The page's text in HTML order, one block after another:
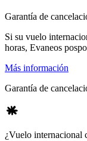
Garantía de
Si su vuelo
horas, Evaneos
Más información
Garantía de
¿Vuelo internacional